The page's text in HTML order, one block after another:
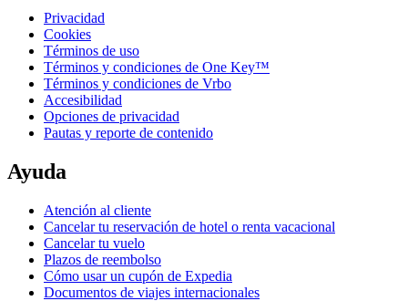
Privacidad
Cookies
Términos de uso
Términos y condiciones de One Key™
Términos y condiciones de Vrbo
Accesibilidad
Opciones de privacidad
Pautas y reporte de contenido
Ayuda
Atención al cliente
Cancelar tu reservación de hotel o renta vacacional
Cancelar tu vuelo
Plazos de reembolso
Cómo usar un cupón de Expedia
Documentos de viajes internacionales